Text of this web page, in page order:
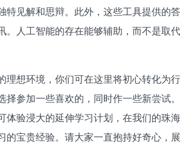
见解和思辩。此外，这些工具提供的
人工智能的存在能够辅助，而不是取
想环境，你们可在这里将初心转化为
参加一些喜欢的，同时作一些新尝试
验浸大的延伸学习计划，在我们的珠
宝贵经验。请大家一直抱持好奇心，